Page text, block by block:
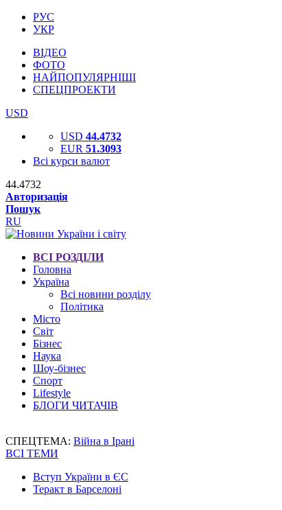
РУС
УКР
ВІДЕО
ФОТО
НАЙПОПУЛЯРНІШІ
СПЕЦПРОЕКТИ
USD
USD 44.4732
EUR 51.3093
Всі курси валют
44.4732
Авторизація
Пошук
RU
ВСІ РОЗДІЛИ
Головна
Україна
Всі новини розділу
Політика
Місто
Світ
Бізнес
Наука
Шоу-бізнес
Спорт
Lifestyle
БЛОГИ ЧИТАЧІВ
СПЕЦТЕМА: Війна в Ірані
ВСІ ТЕМИ
Вступ України в ЄС
Теракт в Барселоні